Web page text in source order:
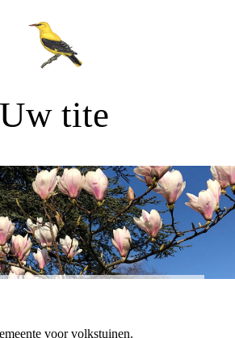
Uw tite
voor volkstuinen.